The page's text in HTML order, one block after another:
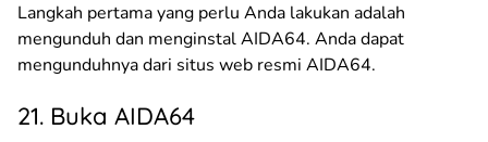
Langkah pertama yang perlu Anda lakukan adalah
mengunduh dan menginstal AIDA64. Anda dapat
mengunduhnya dari situs web resmi AIDA64.
21. Buka AIDA64